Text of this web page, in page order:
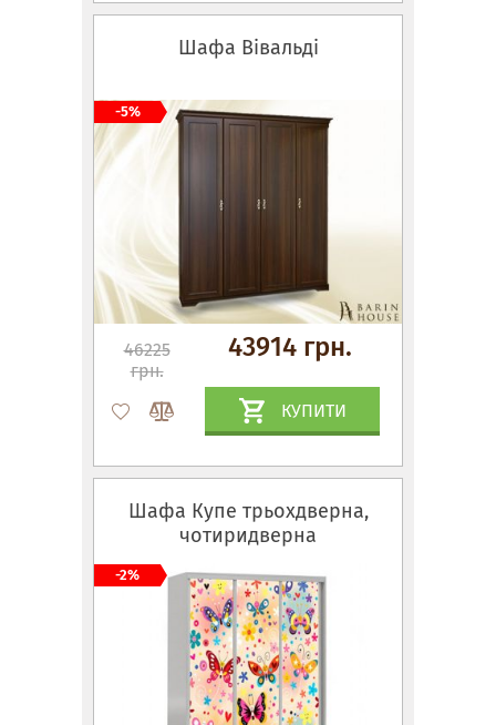
Шафа Вівальді
46225
грн.
43914 грн.
КУПИТИ
-5%
Шафа Купе трьохдверна,
чотиридверна
-2%